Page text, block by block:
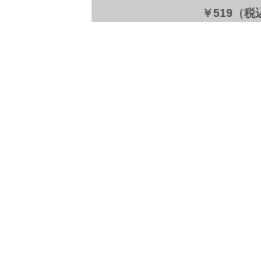
￥519 （税